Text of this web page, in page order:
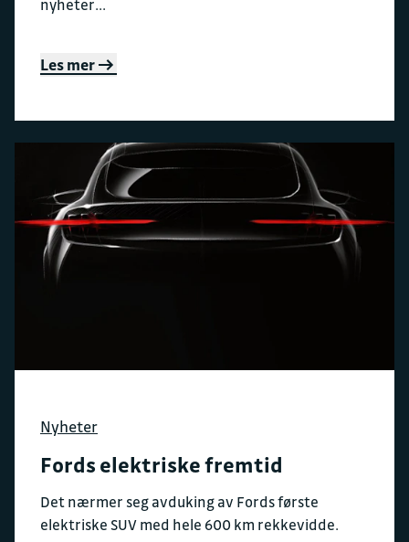
nyheter...
Les mer
Nyheter
Fords elektriske fremtid
Det nærmer seg avduking av Fords første
elektriske SUV med hele 600 km rekkevidde.